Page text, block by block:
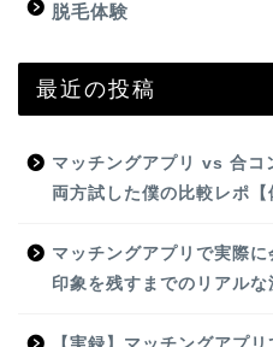
脱毛体験
最近の投稿
マッチングアプリ vs 合コ
両方試した僕の比較レポ【
マッチングアプリで実際
印象を残すまでのリアルな